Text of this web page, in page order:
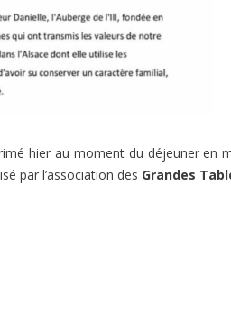
hier au moment du déjeuner en
par l’association des Grandes